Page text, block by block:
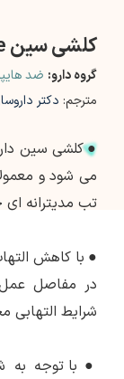
کلشی سین Colchicine
گروه دارو: ضد
مترجم: دکتر
●کلشی سین
می شود و
تب مدیترانه
● با کاهش
در مفاصل
شرایط التهابی
● با توجه به